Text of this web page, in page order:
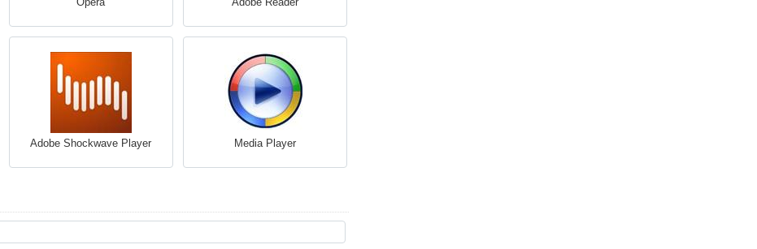
Adobe Shockwave Player Media Player